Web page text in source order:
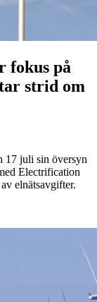
fokus på
strid om
17 juli sin översyn
elnätsavgifter.